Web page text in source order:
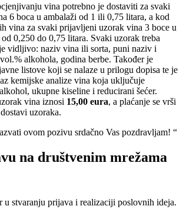
vina potrebno je dostaviti za svaki
6 boca u ambalaži od 1 ili 0,75 litara, a kod
vina za svaki prijavljeni uzorak vina 3 boce u
0,250 do 0,75 litara. Svaki uzorak treba
vidljivo: naziv vina ili sorta, puni naziv i
alkohola, godina berbe. Također je
listove koji se nalaze u prilogu dopisa te je
kemijske analize vina koja uključuje
ukupne kiseline i reducirani šećer.
vina iznosi 15,00 eura, a plaćanje se vrši
uzoraka.
ovom pozivu srdačno Vas pozdravljam! “
na društvenim mrežama
u stvaranju prijava i realizaciji poslovnih ideja.